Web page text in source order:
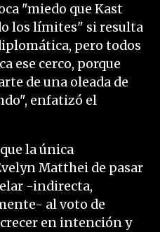
"miedo que Kast
los límites" si resulta
pero todos
ese cerco, porque
de una oleada de
enfatizó el
la única
Matthei de pasar
-indirecta,
al voto de
en intención y